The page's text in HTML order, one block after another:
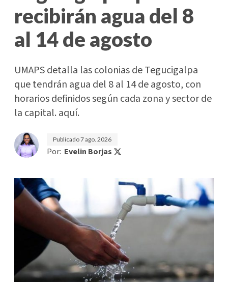
recibirán agua del 8
al 14 de agosto
UMAPS detalla las colonias de Tegucigalpa
que tendrán agua del 8 al 14 de agosto, con
horarios definidos según cada zona y sector de
la capital. aquí.
Publicado7 ago. 2026
Por: Evelin Borjas